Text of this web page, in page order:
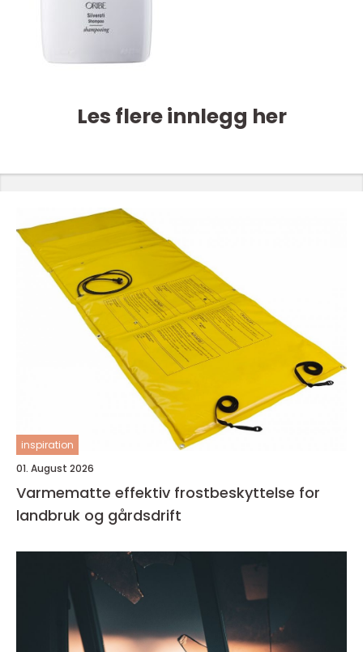
Les flere innlegg her
inspiration
01. August 2026
Varmematte effektiv frostbeskyttelse for
landbruk og gårdsdrift